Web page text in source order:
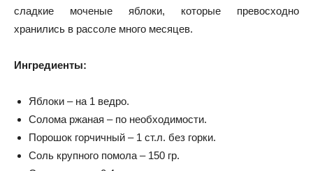
сладкие моченые яблоки, которые превосходно
хранились в рассоле много месяцев.
Ингредиенты:
Яблоки – на 1 ведро.
Солома ржаная – по необходимости.
Порошок горчичный – 1 ст.л. без горки.
Соль крупного помола – 150 гр.